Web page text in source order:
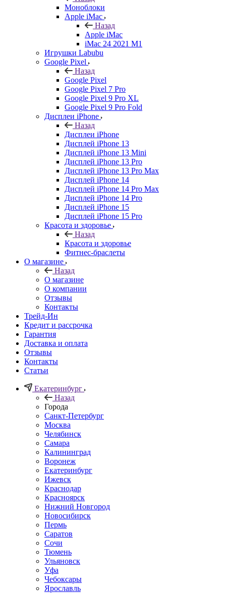
Моноблоки
Apple iMac
Назад
Apple iMac
iMac 24 2021 M1
Игрушки Labubu
Google Pixel
Назад
Google Pixel
Google Pixel 7 Pro
Google Pixel 9 Pro XL
Google Pixel 9 Pro Fold
Дисплеи iPhone
Назад
Дисплеи iPhone
Дисплей iPhone 13
Дисплей iPhone 13 Mini
Дисплей iPhone 13 Pro
Дисплей iPhone 13 Pro Max
Дисплей iPhone 14
Дисплей iPhone 14 Pro Max
Дисплей iPhone 14 Pro
Дисплей iPhone 15
Дисплей iPhone 15 Pro
Красота и здоровье
Назад
Красота и здоровье
Фитнес-браслеты
О магазине
Назад
О магазине
О компании
Отзывы
Контакты
Трейд-Ин
Кредит и рассрочка
Гарантия
Доставка и оплата
Отзывы
Контакты
Статьи
Екатеринбург
Назад
Города
Санкт-Петербург
Москва
Челябинск
Самара
Калининград
Воронеж
Екатеринбург
Ижевск
Краснодар
Красноярск
Нижний Новгород
Новосибирск
Пермь
Саратов
Сочи
Тюмень
Ульяновск
Уфа
Чебоксары
Ярославль